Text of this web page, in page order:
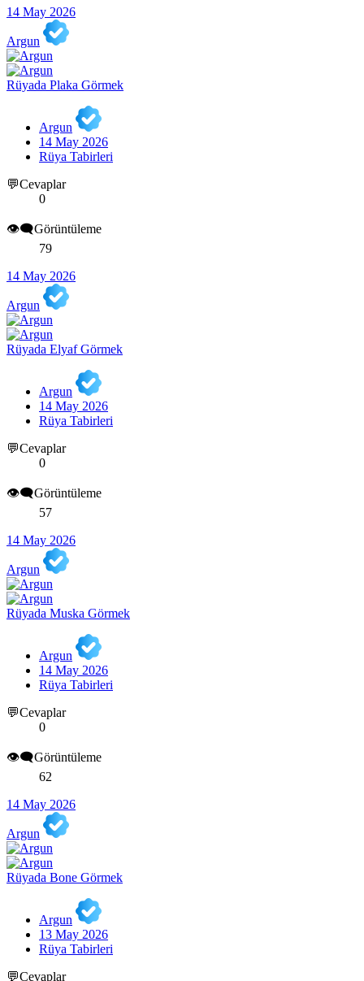
14 May 2026
Argun
Rüyada Plaka Görmek
Argun
14 May 2026
Rüya Tabirleri
💬Cevaplar
0
👁️‍🗨️Görüntüleme
79
14 May 2026
Argun
Rüyada Elyaf Görmek
Argun
14 May 2026
Rüya Tabirleri
💬Cevaplar
0
👁️‍🗨️Görüntüleme
57
14 May 2026
Argun
Rüyada Muska Görmek
Argun
14 May 2026
Rüya Tabirleri
💬Cevaplar
0
👁️‍🗨️Görüntüleme
62
14 May 2026
Argun
Rüyada Bone Görmek
Argun
13 May 2026
Rüya Tabirleri
💬Cevaplar